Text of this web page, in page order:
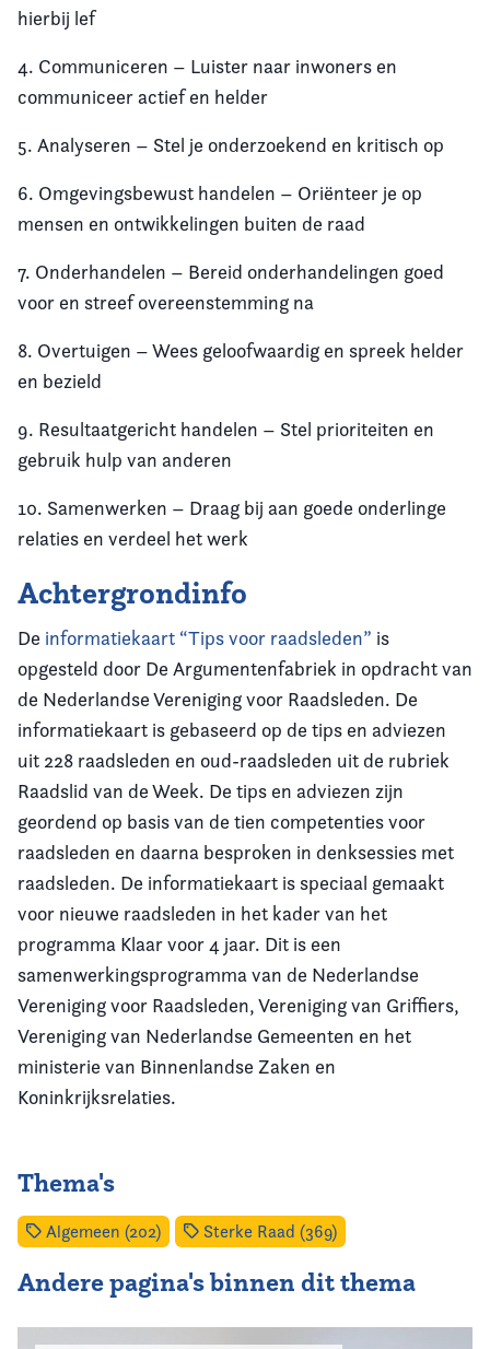
hierbij lef
4. Communiceren – Luister naar inwoners en
communiceer actief en helder
5. Analyseren – Stel je onderzoekend en kritisch op
6. Omgevingsbewust handelen – Oriënteer je op
mensen en ontwikkelingen buiten de raad
7. Onderhandelen – Bereid onderhandelingen goed
voor en streef overeenstemming na
8. Overtuigen – Wees geloofwaardig en spreek helder
en bezield
9. Resultaatgericht handelen – Stel prioriteiten en
gebruik hulp van anderen
10. Samenwerken – Draag bij aan goede onderlinge
relaties en verdeel het werk
Achtergrondinfo
De informatiekaart “Tips voor raadsleden” is
opgesteld door De Argumentenfabriek in opdracht van
de Nederlandse Vereniging voor Raadsleden. De
informatiekaart is gebaseerd op de tips en adviezen
uit 228 raadsleden en oud-raadsleden uit de rubriek
Raadslid van de Week. De tips en adviezen zijn
geordend op basis van de tien competenties voor
raadsleden en daarna besproken in denksessies met
raadsleden. De informatiekaart is speciaal gemaakt
voor nieuwe raadsleden in het kader van het
programma Klaar voor 4 jaar. Dit is een
samenwerkingsprogramma van de Nederlandse
Vereniging voor Raadsleden, Vereniging van Griffiers,
Vereniging van Nederlandse Gemeenten en het
ministerie van Binnenlandse Zaken en
Koninkrijksrelaties.
Thema's
Algemeen (202) Sterke Raad (369)
Andere pagina's binnen dit thema